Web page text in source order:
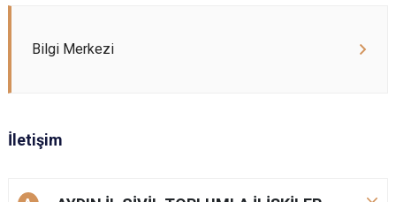
Bilgi Merkezi
İletişim